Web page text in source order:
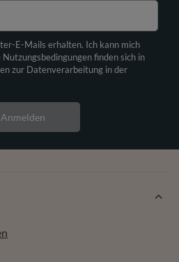
E-Mails erhalten. Ich kann mich
finden sich in
zur Datenverarbeitung in der
Anmelden